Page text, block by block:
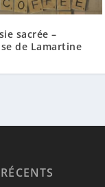
sacrée –
de Lamartine